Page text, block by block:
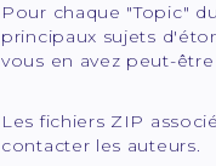
Pour chaque "Topic"
principaux sujets
vous en avez peut-
Les fichiers ZIP
contacter les auteurs.